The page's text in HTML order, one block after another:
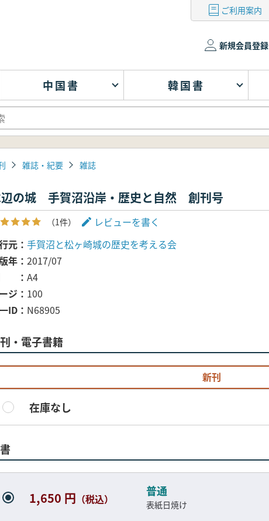
ご利用案内
新規会員登録
中国書 韓国書
雑誌・紀要 雑誌
の城 手賀沼沿岸・歴史と自然 創刊号
（1件）
レビューを書く
元
手賀沼と松ヶ崎城の歴史を考える会
年
2017/07
A4
ジ
100
ID
N68905
・電子書籍
新刊
在庫なし
1,650 円 （税込）
普通
表紙日焼け